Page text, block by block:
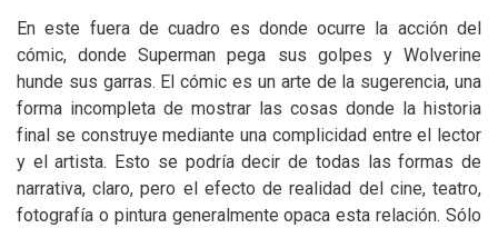
En este fuera de cuadro es donde ocurre la acción del
cómic, donde Superman pega sus golpes y Wolverine
hunde sus garras. El cómic es un arte de la sugerencia, una
forma incompleta de mostrar las cosas donde la historia
final se construye mediante una complicidad entre el lector
y el artista. Esto se podría decir de todas las formas de
narrativa, claro, pero el efecto de realidad del cine, teatro,
fotografía o pintura generalmente opaca esta relación. Sólo